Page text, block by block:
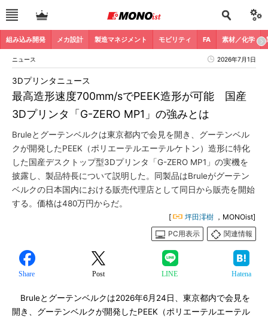
組み込み開発 メカ設計 製造マネジメント モビリティ FA 素材／化学
ニュース 2026年7月1日
最高造形速度700mm/sでPEEK造形が可能 国産
3Dプリンタ「G-ZERO MP1」の強みとは
3Dプリンタニュース
Bruleとグーテンベルクは東京都内で会見を開き、グーテンベル
クが開発したPEEK（ポリエーテルエーテルケトン）造形に特化
した国産デスクトップ型3Dプリンタ「G-ZERO MP1」の実機を
披露し、製品特長について説明した。同製品はBruleがグーテン
ベルクの日本国内における販売代理店として同日から販売を開始
する。価格は480万円からだ。
[ 坪田澪樹 ，MONOist]
PC用表示
関連情報
Share Post LINE Hatena
Bruleとグーテンベルクは2026年6月24日、東京都内で会見を
開き、グーテンベルクが開発したPEEK（ポリエーテルエーテル